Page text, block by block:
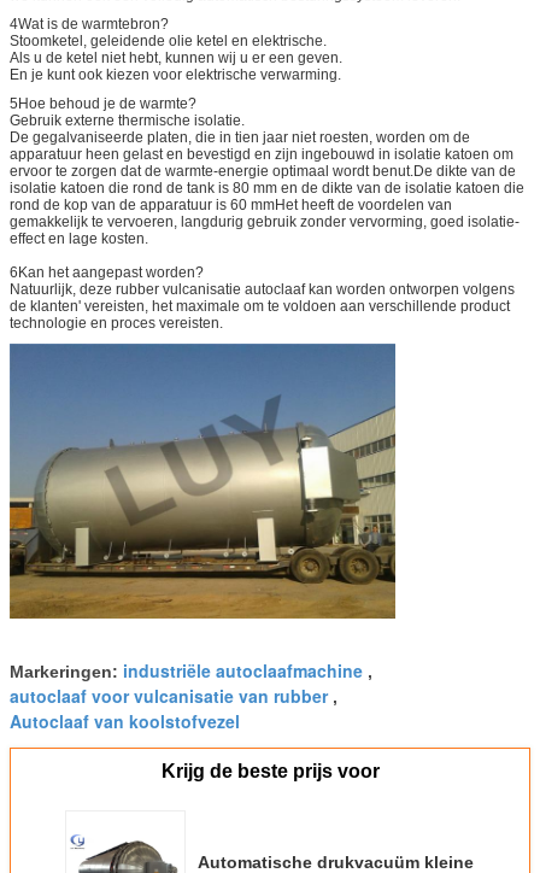
4Wat is de warmtebron?
Stoomketel, geleidende olie ketel en elektrische.
Als u de ketel niet hebt, kunnen wij u er een geven.
En je kunt ook kiezen voor elektrische verwarming.
5Hoe behoud je de warmte?
Gebruik externe thermische isolatie.
De gegalvaniseerde platen, die in tien jaar niet roesten, worden om de
apparatuur heen gelast en bevestigd en zijn ingebouwd in isolatie katoen om
ervoor te zorgen dat de warmte-energie optimaal wordt benut.De dikte van de
isolatie katoen die rond de tank is 80 mm en de dikte van de isolatie katoen die
rond de kop van de apparatuur is 60 mmHet heeft de voordelen van
gemakkelijk te vervoeren, langdurig gebruik zonder vervorming, goed isolatie-
effect en lage kosten.
6Kan het aangepast worden?
Natuurlijk, deze rubber vulcanisatie autoclaaf kan worden ontworpen volgens
de klanten' vereisten, het maximale om te voldoen aan verschillende product
technologie en proces vereisten.
Markeringen: industriële autoclaafmachine ,
autoclaaf voor vulcanisatie van rubber,
Autoclaaf van koolstofvezel
Krijg de beste prijs voor
Automatische drukvacuüm kleine